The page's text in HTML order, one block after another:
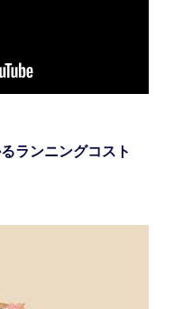
ランニングコスト